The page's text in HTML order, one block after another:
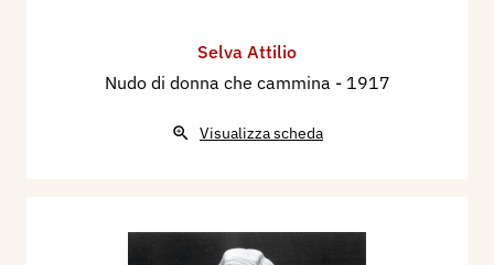
Selva Attilio
Nudo di donna che cammina - 1917
Visualizza scheda